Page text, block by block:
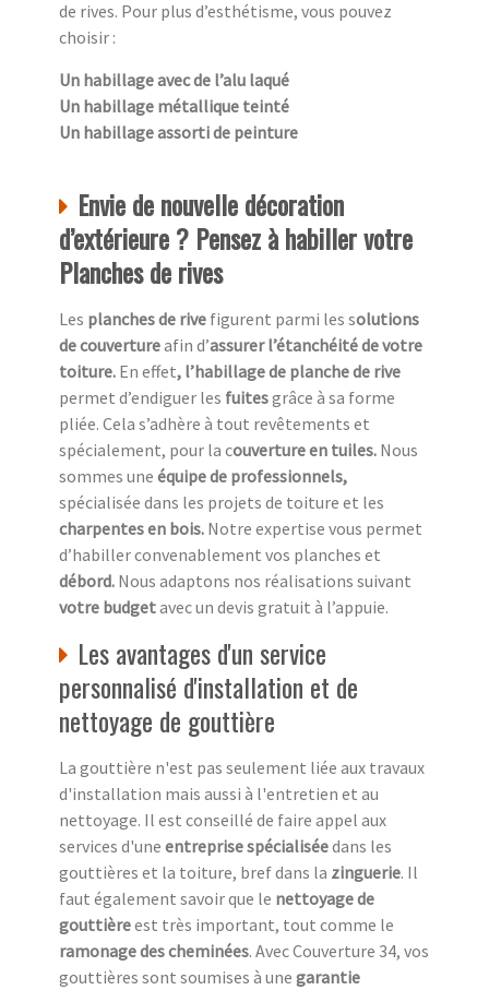
de rives. Pour plus d’esthétisme, vous pouvez
choisir :
Un habillage avec de l’alu laqué
Un habillage métallique teinté
Un habillage assorti de peinture
Envie de nouvelle décoration
d’extérieure ? Pensez à habiller votre
Planches de rives
Les planches de rive figurent parmi les solutions
de couvertureafin d’assurer l’étanchéité de votre
toiture. En effet, l’habillage de planche de rive
permet d’endiguer les fuitesgrâce à sa forme
pliée. Cela s’adhère à tout revêtements et
spécialement, pour la couverture en tuiles. Nous
sommes une équipe de professionnels,
spécialisée dans les projets de toiture et les
charpentes en bois. Notre expertise vous permet
d’habiller convenablement vos planches et
débord. Nous adaptons nos réalisations suivant
votre budgetavec un devis gratuit à l’appuie.
Les avantages d'un service
personnalisé d'installation et de
nettoyage de gouttière
La gouttière n'est pas seulement liée aux travaux
d'installation mais aussi à l'entretien et au
nettoyage. Il est conseillé de faire appel aux
services d'une entreprise spécialiséedans les
gouttières et la toiture, bref dans la zinguerie. Il
faut également savoir que le nettoyage de
gouttièreest très important, tout comme le
ramonage des cheminées. Avec Couverture 34, vos
gouttières sont soumises à une garantie